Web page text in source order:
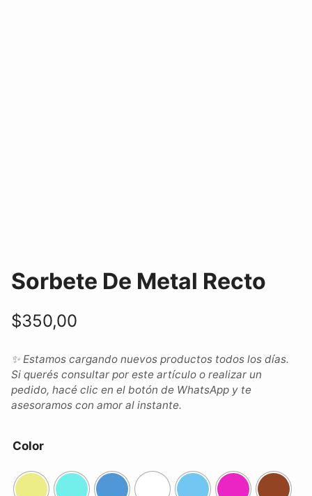
Sorbete De Metal Recto
$350,00
✨ Estamos cargando nuevos productos todos los días.
Si querés consultar por este artículo o realizar un
pedido, hacé clic en el botón de WhatsApp y te
asesoramos con amor al instante.
Color